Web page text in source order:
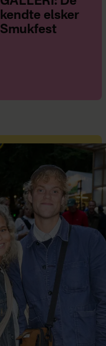
kendte elsker
Smukfest